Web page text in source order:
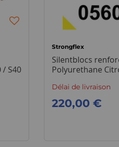
/ S40
Strongflex
Silentblocs
Polyurethane
Délai de livraison
220,00 €